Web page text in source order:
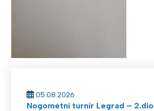
05.08.2026.
Nogometni turnir Legrad – 2.dio